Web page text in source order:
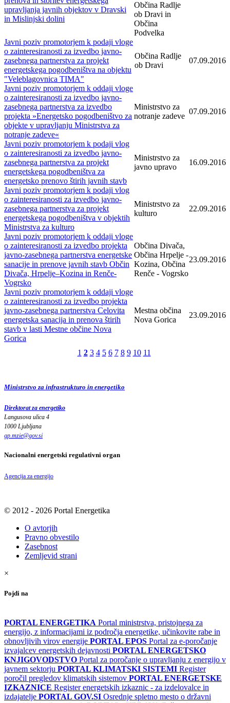
upravljanja javnih objektov v Dravski
in Mislinjski dolini
Občina Radlje
ob Dravi in
Občina
Podvelka
Javni poziv promotorjem k podaji vloge
o zainteresiranosti za izvedbo javno-
zasebnega partnerstva za projekt
energetskega pogodbeništva na objektu
"Veleblagovnica TIMA"
Občina Radlje
ob Dravi
07.09.2016
Javni poziv promotorjem k oddaji vloge
o zainteresiranosti za izvedbo javno-
zasebnega partnerstva za izvedbo
projekta »Energetsko pogodbeništvo za
objekte v upravljanju Ministrstva za
notranje zadeve«
Ministrstvo za
notranje zadeve
07.09.2016
Javni poziv promotorjem k podaji vlog
o zainteresiranosti za izvedbo javno-
zasebnega partnerstva za projekt
energetskega pogodbeništva za
energetsko prenovo štirih javnih stavb
Ministrstvo za
javno upravo
16.09.2016
Javni poziv promotorjem k podaji vlog
o zainteresiranosti za izvedbo javno-
zasebnega partnerstva za projekt
energetskega pogodbeništva v objektih
Ministrstva za kulturo
Ministrstvo za
kulturo
22.09.2016
Javni poziv promotorjem k oddaji vloge
o zainteresiranosti za izvedbo projekta
javno-zasebnega partnerstva energetske
sanacije in prenove javnih stavb Občin
Divača, Hrpelje–Kozina in Renče-
Vogrsko
Občina Divača,
Občina Hrpelje -
Kozina, Občina
Renče - Vogrsko
23.09.2016
Javni poziv promotorjem k oddaji vloge
o zainteresiranosti za izvedbo projekta
javno-zasebnega partnerstva Celovita
energetska sanacija in prenova štirih
stavb v lasti Mestne občine Nova
Gorica
Mestna občina
Nova Gorica
23.09.2016
1 2 3 4 5 6 7 8 9 10 11
Ministrstvo za infrastrukturo in energetiko
Direktorat za energetiko
Langusova ulica 4
1000 Ljubljana
gp.mzie@gov.si
Nacionalni energetski regulativni organ
Agencija za energijo
© 2012 - 2026 Portal Energetika
O avtorjih
Pravno obvestilo
Zasebnost
Zemljevid strani
×
Pojdi na
PORTAL ENERGETIKA Portal ministrstva, pristojnega za
energijo, z informacijami iz področja energetike, učinkovite rabe in
obnovljivih virov energije PORTAL EPOS Portal za e-poročanje
izvajalcev energetskih dejavnosti PORTAL ENERGETSKO
KNJIGOVODSTVO Portal za poročanje o upravljanju z energijo v
javnem sektorju PORTAL KLIMATSKI SISTEMI Register
poročil pregledov klimatskih sistemov PORTAL ENERGETSKE
IZKAZNICE Register energetskih izkaznic - za izdelovalce in
izdajatelje PORTAL GOV.SI Osrednje spletno mesto o državni